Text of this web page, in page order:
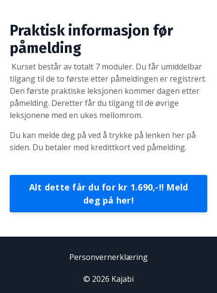
Praktisk informasjon før
påmelding
Kurset består av totalt 7 moduler. Du får umiddelbar
tilgang til de to første etter påmeldingen er registrert.
Den første praktiske leksjonen kommer dagen etter
påmelding. Deretter får du tilgang til de øvrige
leksjonene med en ukes mellomrom.
Du kan melde deg på ved å trykke på lenken her på
siden. Du betaler med kredittkort ved påmelding.
Alt dette får du for kr 1.690,-!! Meld
deg på her!
Personvernerklæring
© 2026 Kajabi